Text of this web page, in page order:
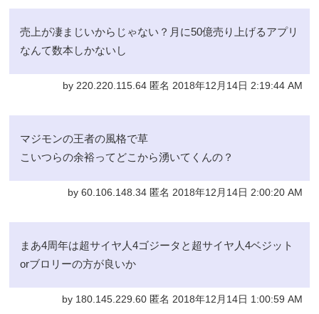
売上が凄まじいからじゃない？月に50億売り上げるアプリ
なんて数本しかないし
by 220.220.115.64 匿名 2018年12月14日 2:19:44 AM
マジモンの王者の風格で草
こいつらの余裕ってどこから湧いてくんの？
by 60.106.148.34 匿名 2018年12月14日 2:00:20 AM
まあ4周年は超サイヤ人4ゴジータと超サイヤ人4ベジット
orブロリーの方が良いか
by 180.145.229.60 匿名 2018年12月14日 1:00:59 AM